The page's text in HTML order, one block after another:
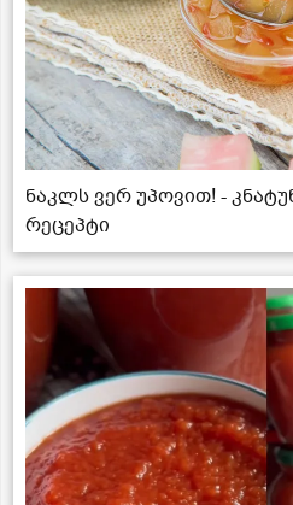
ნაკლს ვერ უპოვით! -
რეცეპტი